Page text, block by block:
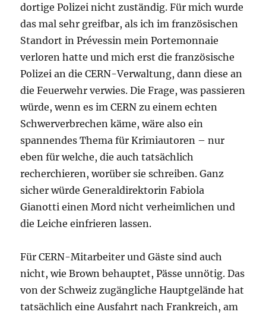
dortige Polizei nicht zuständig. Für mich wurde
das mal sehr greifbar, als ich im französischen
Standort in Prévessin mein Portemonnaie
verloren hatte und mich erst die französische
Polizei an die CERN-Verwaltung, dann diese an
die Feuerwehr verwies. Die Frage, was passieren
würde, wenn es im CERN zu einem echten
Schwerverbrechen käme, wäre also ein
spannendes Thema für Krimiautoren – nur
eben für welche, die auch tatsächlich
recherchieren, worüber sie schreiben. Ganz
sicher würde Generaldirektorin Fabiola
Gianotti einen Mord nicht verheimlichen und
die Leiche einfrieren lassen.
Für CERN-Mitarbeiter und Gäste sind auch
nicht, wie Brown behauptet, Pässe unnötig. Das
von der Schweiz zugängliche Hauptgelände hat
tatsächlich eine Ausfahrt nach Frankreich, am